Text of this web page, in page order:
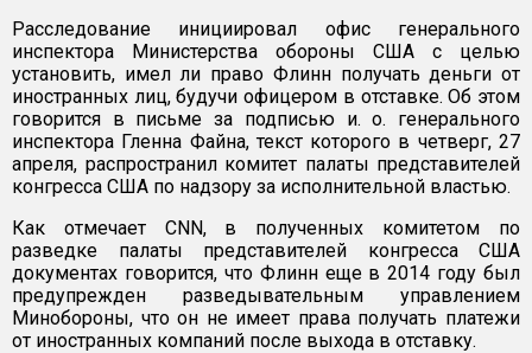
Расследование инициировал офис генерального
инспектора Министерства обороны США с целью
установить, имел ли право Флинн получать деньги от
иностранных лиц, будучи офицером в отставке. Об этом
говорится в письме за подписью и. о. генерального
инспектора Гленна Файна, текст которого в четверг, 27
апреля, распространил комитет палаты представителей
конгресса США по надзору за исполнительной властью.
Как отмечает CNN, в полученных комитетом по
разведке палаты представителей конгресса США
документах говорится, что Флинн еще в 2014 году был
предупрежден разведывательным управлением
Минобороны, что он не имеет права получать платежи
от иностранных компаний после выхода в отставку.